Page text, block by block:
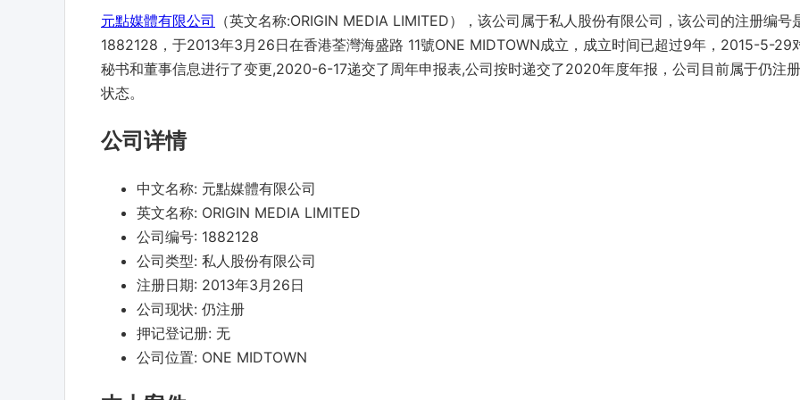
元點媒體有限公司 （英文名称:ORIGIN MEDIA LIMITED），该公司属于私人股份有限公司，该公司的注册编号
1882128，于2013年3月26日在香港荃灣海盛路 11號ONE MIDTOWN成立，成立时间已超过9年，2015-5-29
秘书和董事信息进行了变更,2020-6-17递交了周年申报表,公司按时递交了2020年度年报，公司目前属于仍注册
状态。
公司详情
中文名称: 元點媒體有限公司
英文名称: ORIGIN MEDIA LIMITED
公司编号: 1882128
公司类型: 私人股份有限公司
注册日期: 2013年3月26日
公司现状: 仍注册
押记登记册: 无
公司位置: ONE MIDTOWN